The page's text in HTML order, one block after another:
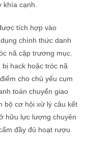
khía cạnh.
tích hợp vào
chính thức danh
nã cập trương mục.
hack hoặc tróc nã
cho chủ yếu cụm
toán chuyển giao
bộ cơ hội xử lý câu kết
hữu lực lượng chuyên
đầy đủ hoạt rượu